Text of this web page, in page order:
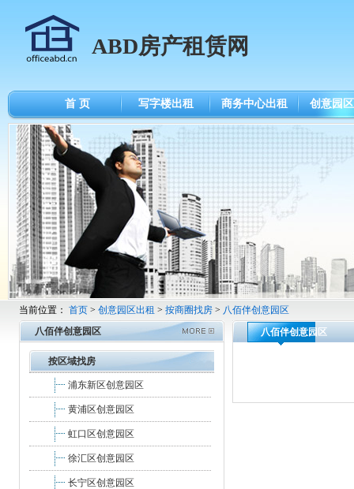
ABD房产租赁网
首 页 写字楼出租 商务中心出租 创意园
当前位置： 首页 > 创意园区出租 > 按商圈找房 > 八佰伴创意园区
八佰伴创意园区
按区域找房
浦东新区创意园区
黄浦区创意园区
虹口区创意园区
徐汇区创意园区
长宁区创意园区
八佰伴创意园区